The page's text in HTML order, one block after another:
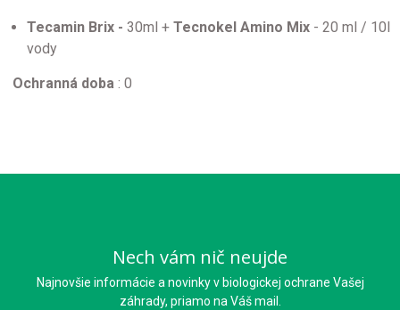
Tecamin Brix - 30ml + Tecnokel Amino Mix - 20 ml / 10l
vody
Ochranná doba : 0
Nech vám nič neujde
Najnovšie informácie a novinky v biologickej ochrane Vašej
záhrady, priamo na Váš mail.